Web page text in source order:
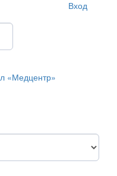
Вход